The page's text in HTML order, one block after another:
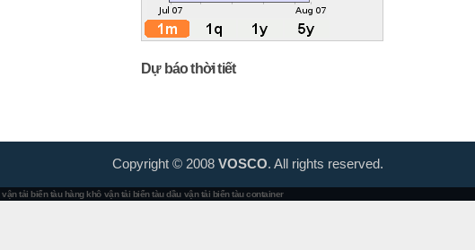
Dự báo thời tiết
Copyright © 2008 VOSCO. All rights reserved.
vận tải biển tàu hàng khô vận tải biển tàu dầu vận tải biển tàu container